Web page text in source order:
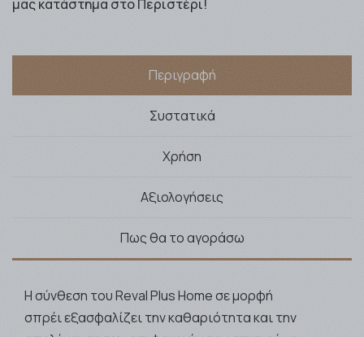
μας κατάστημα στο Περιστέρι!
Περιγραφή
Συστατικά
Χρήση
Αξιολογήσεις
Πως θα το αγοράσω
Η σύνθεση του Reval Plus Home σε μορφή
σπρέι εξασφαλίζει την καθαριότητα και την